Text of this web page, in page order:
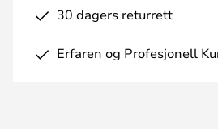
30 dagers returrett
Erfaren og Profesjonell